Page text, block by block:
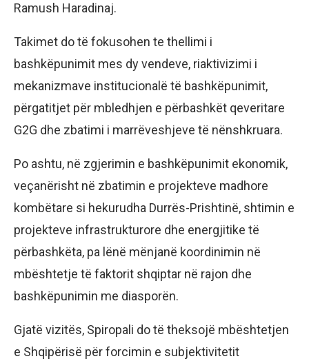
Ramush Haradinaj.
Takimet do të fokusohen te thellimi i
bashkëpunimit mes dy vendeve, riaktivizimi i
mekanizmave institucionalë të bashkëpunimit,
përgatitjet për mbledhjen e përbashkët qeveritare
G2G dhe zbatimi i marrëveshjeve të nënshkruara.
Po ashtu, në zgjerimin e bashkëpunimit ekonomik,
veçanërisht në zbatimin e projekteve madhore
kombëtare si hekurudha Durrës-Prishtinë, shtimin e
projekteve infrastrukturore dhe energjitike të
përbashkëta, pa lënë mënjanë koordinimin në
mbështetje të faktorit shqiptar në rajon dhe
bashkëpunimin me diasporën.
Gjatë vizitës, Spiropali do të theksojë mbështetjen
e Shqipërisë për forcimin e subjektivitetit